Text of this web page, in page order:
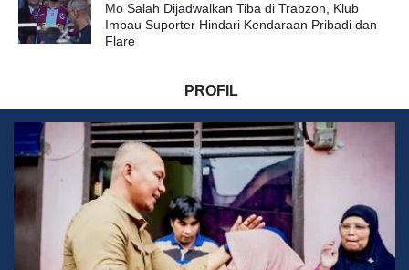
Mo Salah Dijadwalkan Tiba di Trabzon, Klub
Imbau Suporter Hindari Kendaraan Pribadi dan
Flare
PROFIL